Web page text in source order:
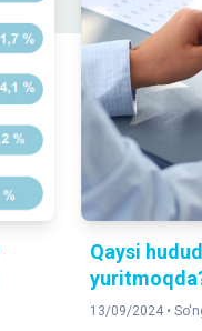
Qaysi
13/09/2024 •